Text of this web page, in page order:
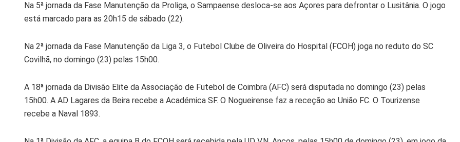
Na 5ª jornada da Fase Manutenção da Proliga, o Sampaense desloca-se aos Açores para defrontar o Lusitânia. O jogo
está marcado para as 20h15 de sábado (22).
Na 2ª jornada da Fase Manutenção da Liga 3, o Futebol Clube de Oliveira do Hospital (FCOH) joga no reduto do SC
Covilhã, no domingo (23) pelas 15h00.
A 18ª jornada da Divisão Elite da Associação de Futebol de Coimbra (AFC) será disputada no domingo (23) pelas
15h00. A AD Lagares da Beira recebe a Académica SF. O Nogueirense faz a receção ao União FC. O Tourizense
recebe a Naval 1893.